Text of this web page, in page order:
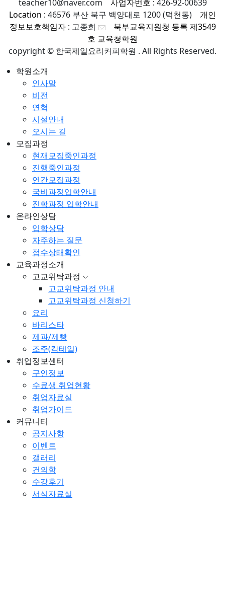
teacher10@naver.com
사업자번호 : 426-92-00639
Location : 46576 부산 북구 백양대로 1200 (덕천동)
개인
정보보호책임자 : 고종희
북부교육지원청 등록 제3549
호 교육청학원
copyright © 한국제일요리커피학원 . All Rights Reserved.
학원소개
인사말
비전
연혁
시설안내
오시는 길
모집과정
현재모집중인과정
진행중인과정
연간모집과정
국비과정입학안내
진학과정 입학안내
온라인상담
입학상담
자주하는 질문
접수상태확인
교육과정소개
고교위탁과정
고교위탁과정 안내
고교위탁과정 신청하기
요리
바리스타
제과/제빵
조주(칵테일)
취업정보센터
구인정보
수료생 취업현황
취업자료실
취업가이드
커뮤니티
공지사항
이벤트
갤러리
건의함
수강후기
서식자료실